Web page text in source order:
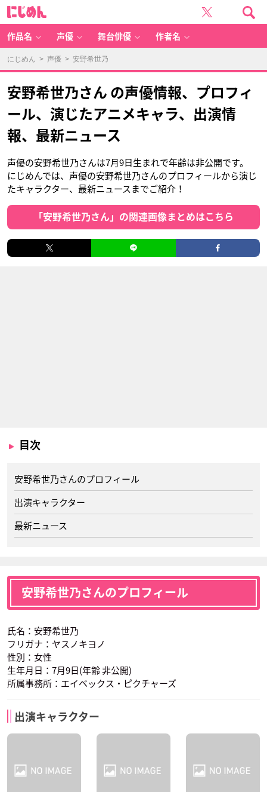
作品名 声優 舞台俳優 作者名
にじめん > 声優 > 安野希世乃
安野希世乃さん の声優情報、プロフィ
ール、演じたアニメキャラ、出演情
報、最新ニュース
声優の安野希世乃さんは7月9日生まれで年齢は非公開です。
にじめんでは、声優の安野希世乃さんのプロフィールから演じ
たキャラクター、最新ニュースまでご紹介！
「安野希世乃さん」の関連画像まとめはこちら
目次
安野希世乃さんのプロフィール
出演キャラクター
最新ニュース
安野希世乃さんのプロフィール
氏名：安野希世乃
フリガナ：ヤスノキヨノ
性別：女性
生年月日：7月9日(年齢 非公開)
所属事務所：エイベックス・ピクチャーズ
出演キャラクター